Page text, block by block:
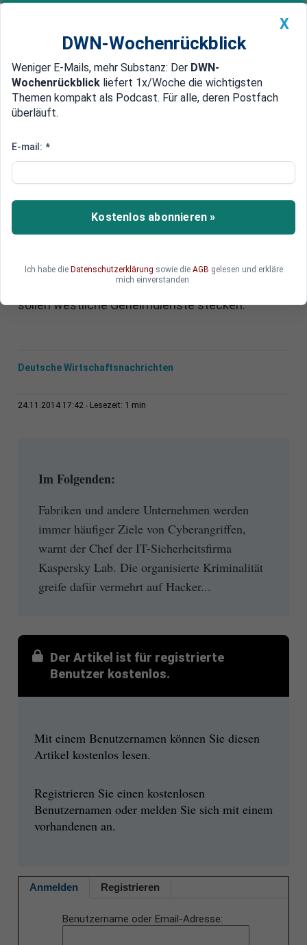
Newsticker MEIN DWN: Geldanlage Premium
Edelmetalle DWN-Magazin China
Auch Saudi-Arabien im Visier
Westliche Geheimdienste führen
Cyber-Krieg gegen Russland
Im Zuge des Kalten Krieges weitet sich der
warnen vor einer hoch komplexen Spionage-
sollen westliche Geheimdienste stecken.
Deutsche Wirtschaftsnachrichten
24.11.2014 17:42 Lesezeit: 1 min
Im Folgenden:
Fabriken und andere Unternehmen werden
immer häufiger Ziele von Cyberangriffen,
warnt der Chef der IT-Sicherheitsfirma
Kaspersky Lab. Die organisierte Kriminalität
greife dafür vermehrt auf Hacker...
Der Artikel ist für registrierte
Benutzer kostenlos.
Mit einem Benutzernamen können Sie diesen
Artikel kostenlos lesen.
Registrieren Sie einen kostenlosen
Benutzernamen oder melden Sie sich mit einem
vorhandenen an.
Anmelden Registrieren
Benutzername oder Email-Adresse
X
DWN-Wochenrückblick
Weniger E-Mails, mehr Substanz: Der DWN-
Wochenrückblick liefert 1x/Woche die wichtigsten
Themen kompakt als Podcast. Für alle, deren Postfach
überläuft.
E-mail: *
Kostenlos abonnieren »
Ich habe die Datenschutzerklärung sowie die AGB gelesen und erkläre
mich einverstanden.